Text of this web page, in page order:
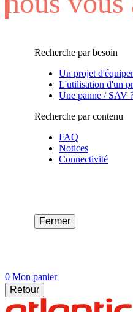
Recherche par besoin
Un projet
L'utilisation d'un
Une panne / SAV
Recherche par contenu
FAQ
Notices
Connectivité
Fermer
0 Mon panier
Retour